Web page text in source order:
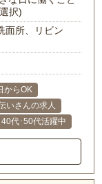
択)
面所、リビン
からOK
いさんの求人
代･50代活躍中